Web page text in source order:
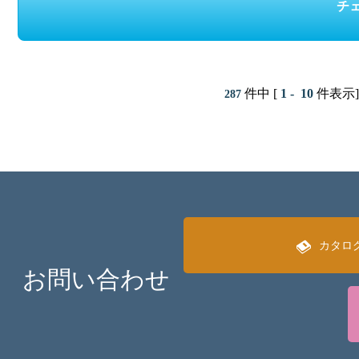
287 件中 [ 1 - 10 件表示]
お問い合わせ
カタロ